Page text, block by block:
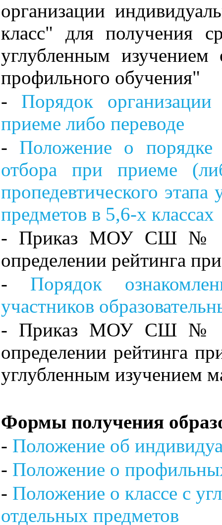
организации
класс" для получения
углубленным
профильного обучения"
- Порядок
приеме либо переводе
- Положение о порядке
отбора при приеме
пропедевтического
предметов в 5,6-х классах
- Приказ МОУ СШ №
определении рейтинга
- Порядок
участников
- Приказ МОУ СШ №
определении рейтинга
углубленным изучением
Формы получения
- Положение об
- Положение о
- Положение о классе с
отдельных предметов